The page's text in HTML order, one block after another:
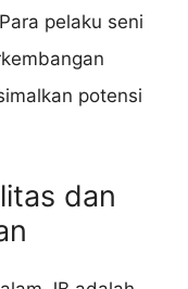
pelaku seni
potensi
dan